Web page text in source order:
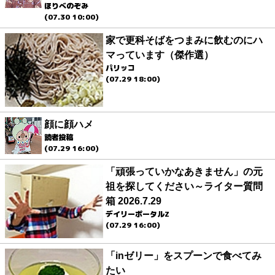
ほりべのぞみ
(07.30 10:00)
家で更科そばをつまみに飲むのにハ
マっています（傑作選）
パリッコ
(07.29 18:00)
顔に顔ハメ
読者投稿
(07.29 16:00)
「頑張っていかなあきません」の元
祖を探してください～ライター質問
箱 2026.7.29
デイリーポータルZ
(07.29 16:00)
「inゼリー」をスプーンで食べてみ
たい